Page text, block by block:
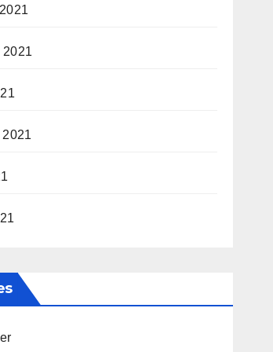
2021
2021